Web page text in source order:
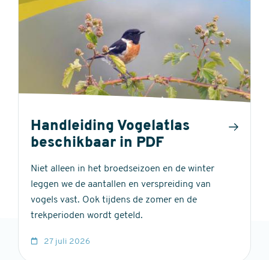
Handleiding Vogelatlas
beschikbaar in PDF
Niet alleen in het broedseizoen en de winter
leggen we de aantallen en verspreiding van
vogels vast. Ook tijdens de zomer en de
trekperioden wordt geteld.
27 juli 2026